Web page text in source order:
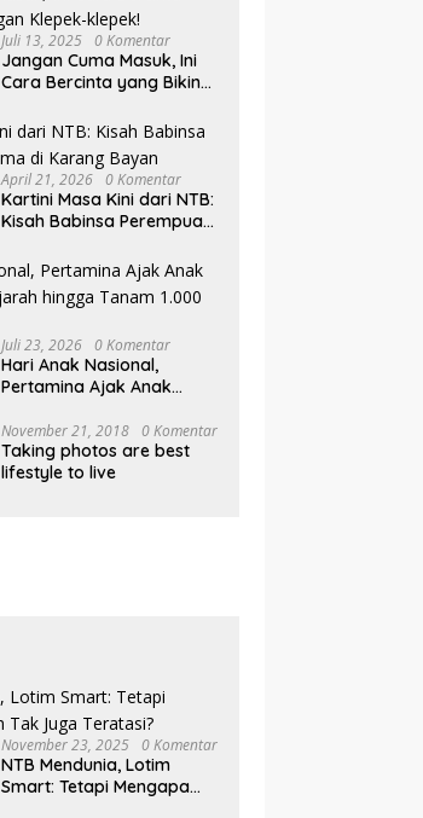
Juli 13, 2025 0 Komentar
Jangan Cuma Masuk, Ini
Cara Bercinta yang Bikin
April 21, 2026 0 Komentar
Kartini Masa Kini dari NTB:
Kisah Babinsa Perempuan
Juli 23, 2026 0 Komentar
Hari Anak Nasional,
Pertamina Ajak Anak
hingga Tanam 1.000
Mangrove
November 21, 2018 0 Komentar
Taking photos are best
lifestyle to live
November 23, 2025 0 Komentar
NTB Mendunia, Lotim
Smart: Tetapi Mengapa